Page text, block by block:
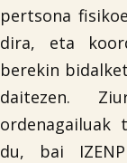
pertsona
dira, eta
berekin
daitezen.
ordenagailuak
du, bai